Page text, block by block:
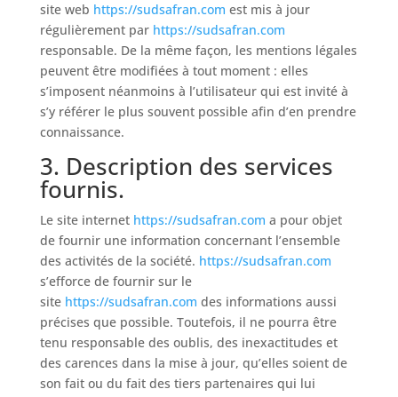
site web https://sudsafran.com est mis à jour
régulièrement par https://sudsafran.com
responsable. De la même façon, les mentions légales
peuvent être modifiées à tout moment : elles
s’imposent néanmoins à l’utilisateur qui est invité à
s’y référer le plus souvent possible afin d’en prendre
connaissance.
3. Description des services
fournis.
Le site internet https://sudsafran.com a pour objet
de fournir une information concernant l’ensemble
des activités de la société. https://sudsafran.com
s’efforce de fournir sur le
site https://sudsafran.com des informations aussi
précises que possible. Toutefois, il ne pourra être
tenu responsable des oublis, des inexactitudes et
des carences dans la mise à jour, qu’elles soient de
son fait ou du fait des tiers partenaires qui lui